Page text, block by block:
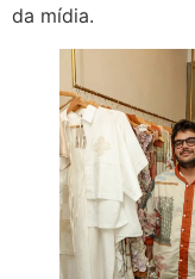
da mídia.